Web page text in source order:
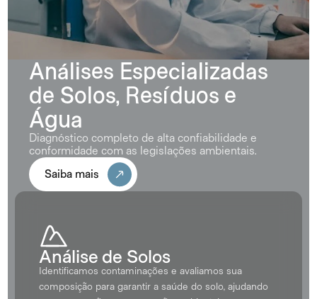
Análise de Solos
Identificamos contaminações e avaliamos sua
composição para garantir a saúde do solo, ajudando
Diagnóstico completo de alta confiabilidade e
conformidade com as legislações ambientais.
Análises Especializadas
de Solos, Resíduos e
Água
Saiba mais